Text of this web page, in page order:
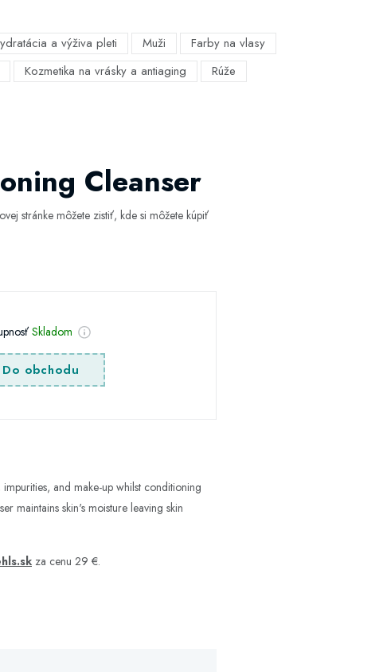
a výživa pleti Muži
Farby na vlasy
Kozmetika na vrásky a antiaging
Rúže
Cleanser
stránke môžete zistiť, kde si môžete kúpiť
Skladom
Do obchodu
and make-up whilst conditioning
maintains skin's moisture leaving skin
za cenu 29 €.